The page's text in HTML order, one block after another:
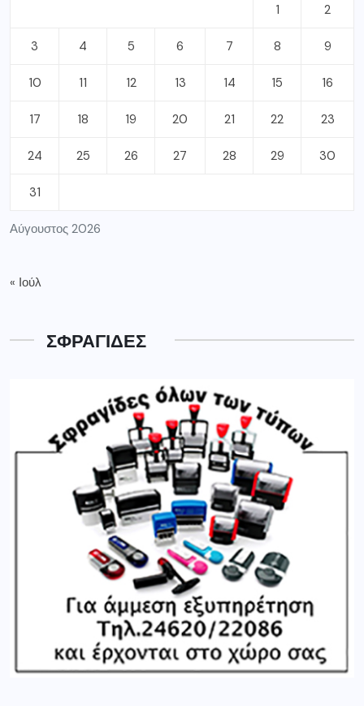
Αύγουστος 2026
1 2
3 4 5 6 7 8 9
10 11 12 13 14 15 16
17 18 19 20 21 22 23
24 25 26 27 28 29 30
31
« Ιούλ
ΣΦΡΑΓΙΔΕΣ